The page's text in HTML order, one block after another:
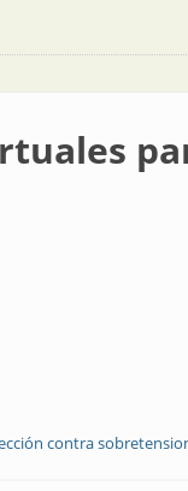
contra